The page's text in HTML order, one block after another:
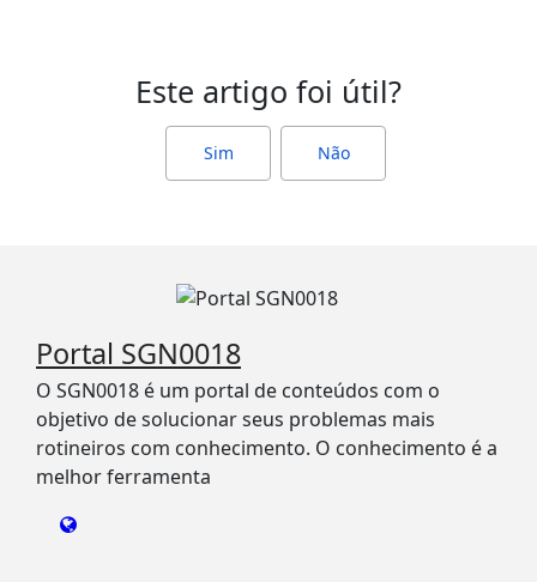
Este artigo foi útil?
Sim Não
Portal SGN0018
O SGN0018 é um portal de conteúdos com o
objetivo de solucionar seus problemas mais
rotineiros com conhecimento. O conhecimento é a
melhor ferramenta